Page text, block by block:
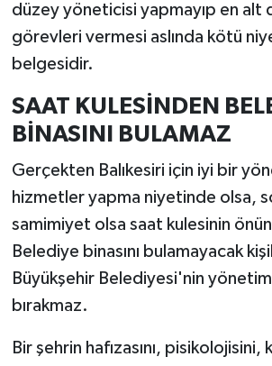
düzey yöneticisi yapmayıp en alt
görevleri vermesi aslında kötü
belgesidir.
SAAT KULESİNDEN
BİNASINI BULAMAZ
Gerçekten Balıkesiri için iyi bir
hizmetler yapma niyetinde olsa,
samimiyet olsa saat kulesinin
Belediye binasını bulamayacak
Büyükşehir Belediyesi'nin
bırakmaz.
Bir şehrin hafızasını, pisikolojisini,